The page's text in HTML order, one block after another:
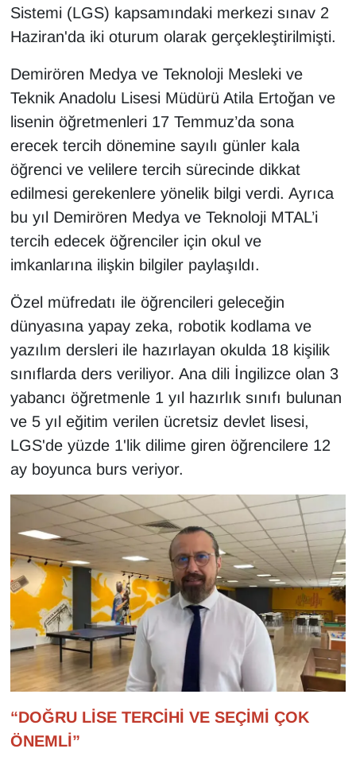
Sistemi (LGS) kapsamındaki merkezi sınav 2
Haziran'da iki oturum olarak gerçekleştirilmişti.
Demirören Medya ve Teknoloji Mesleki ve
Teknik Anadolu Lisesi Müdürü Atila Ertoğan ve
lisenin öğretmenleri 17 Temmuz’da sona
erecek tercih dönemine sayılı günler kala
öğrenci ve velilere tercih sürecinde dikkat
edilmesi gerekenlere yönelik bilgi verdi. Ayrıca
bu yıl Demirören Medya ve Teknoloji MTAL’i
tercih edecek öğrenciler için okul ve
imkanlarına ilişkin bilgiler paylaşıldı.
Özel müfredatı ile öğrencileri geleceğin
dünyasına yapay zeka, robotik kodlama ve
yazılım dersleri ile hazırlayan okulda 18 kişilik
sınıflarda ders veriliyor. Ana dili İngilizce olan 3
yabancı öğretmenle 1 yıl hazırlık sınıfı bulunan
ve 5 yıl eğitim verilen ücretsiz devlet lisesi,
LGS'de yüzde 1'lik dilime giren öğrencilere 12
ay boyunca burs veriyor.
“DOĞRU LİSE TERCİHİ VE SEÇİMİ ÇOK
ÖNEMLİ”
MEDYA
ONE EKONOMİ
Resmi İlanlar
RÖPORTAJ
SAĞLIK
Seri İlan
Sinema - TV
SİYASET
SPOR
TEBRİK
TEKNOLOJİ
Turizm
VAN'DA SPOR
Vasıta
YAŞAM
YEREL